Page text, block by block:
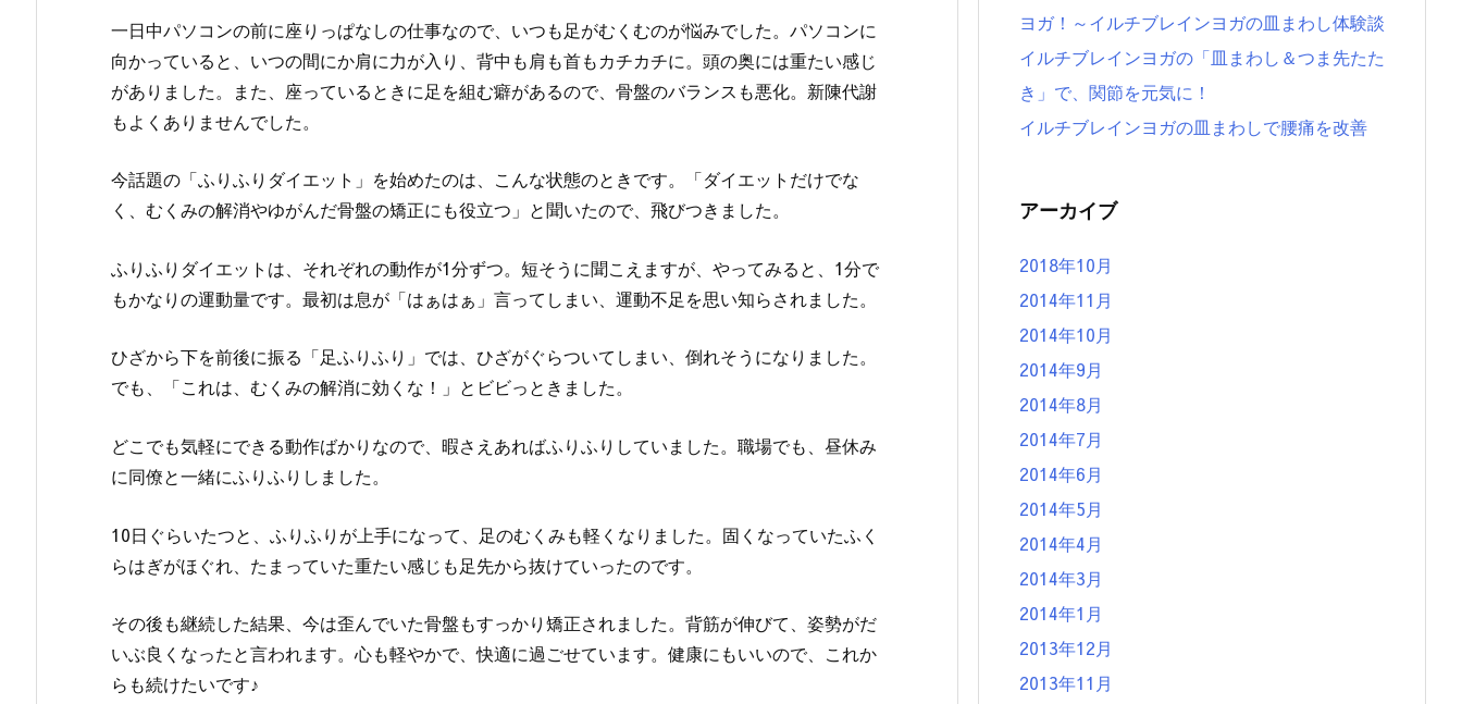
一日中パソコンの前に座りっぱなしの仕事なので、いつも足がむくむのが悩みでした。パソコンに
向かっていると、いつの間にか肩に力が入り、背中も肩も首もカチカチに。頭の奥には重たい感じ
がありました。また、座っているときに足を組む癖があるので、骨盤のバランスも悪化。新陳代謝
もよくありませんでした。
今話題の「ふりふりダイエット」を始めたのは、こんな状態のときです。「ダイエットだけでな
く、むくみの解消やゆがんだ骨盤の矯正にも役立つ」と聞いたので、飛びつきました。
ふりふりダイエットは、それぞれの動作が1分ずつ。短そうに聞こえますが、やってみると、1分で
もかなりの運動量です。最初は息が「はぁはぁ」言ってしまい、運動不足を思い知らされました。
ひざから下を前後に振る「足ふりふり」では、ひざがぐらついてしまい、倒れそうになりました。
でも、「これは、むくみの解消に効くな！」とビビっときました。
どこでも気軽にできる動作ばかりなので、暇さえあればふりふりしていました。職場でも、昼休み
に同僚と一緒にふりふりしました。
10日ぐらいたつと、ふりふりが上手になって、足のむくみも軽くなりました。固くなっていたふく
らはぎがほぐれ、たまっていた重たい感じも足先から抜けていったのです。
その後も継続した結果、今は歪んでいた骨盤もすっかり矯正されました。背筋が伸びて、姿勢がだ
いぶ良くなったと言われます。心も軽やかで、快適に過ごせています。健康にもいいので、これか
らも続けたいです♪
ヨガ！～イルチブレインヨガの皿まわし体験談
イルチブレインヨガの「皿まわし＆つま先たた
き」で、関節を元気に！
イルチブレインヨガの皿まわしで腰痛を改善
アーカイブ
2018年10月
2014年11月
2014年10月
2014年9月
2014年8月
2014年7月
2014年6月
2014年5月
2014年4月
2014年3月
2014年1月
2013年12月
2013年11月